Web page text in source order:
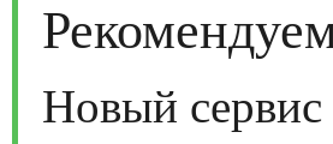
Новый сервис